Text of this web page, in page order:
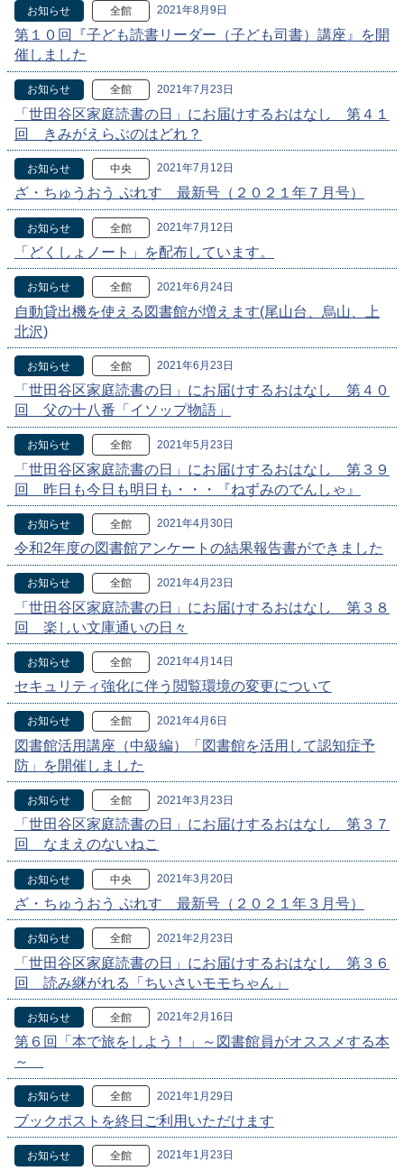
お知らせ 全館 2021年8月9日
第１０回『子ども読書リーダー（子ども司書）講座』を開
催しました
お知らせ 全館 2021年7月23日
「世田谷区家庭読書の日」にお届けするおはなし 第４１
回 きみがえらぶのはどれ？
お知らせ 中央 2021年7月12日
ざ・ちゅうおう ぷれす 最新号（２０２１年７月号）
お知らせ 全館 2021年7月12日
「どくしょノート」を配布しています。
お知らせ 全館 2021年6月24日
自動貸出機を使える図書館が増えます(尾山台、烏山、上
北沢)
お知らせ 全館 2021年6月23日
「世田谷区家庭読書の日」にお届けするおはなし 第４０
回 父の十八番「イソップ物語」
お知らせ 全館 2021年5月23日
「世田谷区家庭読書の日」にお届けするおはなし 第３９
回 昨日も今日も明日も・・・『ねずみのでんしゃ』
お知らせ 全館 2021年4月30日
令和2年度の図書館アンケートの結果報告書ができました
お知らせ 全館 2021年4月23日
「世田谷区家庭読書の日」にお届けするおはなし 第３８
回 楽しい文庫通いの日々
お知らせ 全館 2021年4月14日
セキュリティ強化に伴う閲覧環境の変更について
お知らせ 全館 2021年4月6日
図書館活用講座（中級編）「図書館を活用して認知症予
防」を開催しました
お知らせ 全館 2021年3月23日
「世田谷区家庭読書の日」にお届けするおはなし 第３７
回 なまえのないねこ
お知らせ 中央 2021年3月20日
ざ・ちゅうおう ぷれす 最新号（２０２１年３月号）
お知らせ 全館 2021年2月23日
「世田谷区家庭読書の日」にお届けするおはなし 第３６
回 読み継がれる「ちいさいモモちゃん」
お知らせ 全館 2021年2月16日
第６回「本で旅をしよう！」～図書館員がオススメする本
～
お知らせ 全館 2021年1月29日
ブックポストを終日ご利用いただけます
お知らせ 全館 2021年1月23日